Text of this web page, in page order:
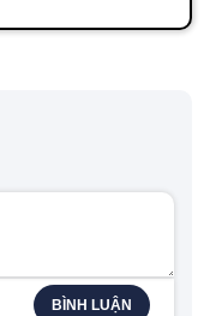
BÌNH LUẬN